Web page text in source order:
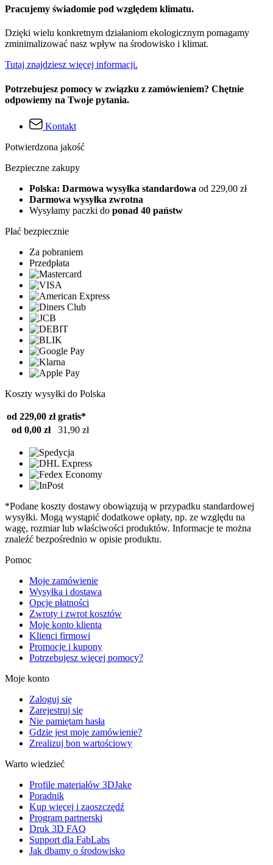
Pracujemy świadomie pod względem klimatu.
Dzięki wielu konkretnym działaniom ekologicznym pomagamy
zminimalizować nasz wpływ na środowisko i klimat.
Tutaj znajdziesz więcej informacji.
Potrzebujesz pomocy w związku z zamówieniem? Chętnie
odpowiemy na Twoje pytania.
Kontakt
Potwierdzona jakość
Bezpieczne zakupy
Polska: Darmowa wysyłka standardowa od 229,00 zł
Darmowa wysyłka zwrotna
Wysyłamy paczki do ponad 40 państw
Płać bezpiecznie
Za pobraniem
Przedpłata
Koszty wysyłki do Polska
od 229,00 zł gratis*
od 0,00 zł
31,90 zł
*Podane koszty dostawy obowiązują w przypadku standardowej
wysyłki. Mogą wystąpić dodatkowe opłaty, np. ze względu na
wagę, rozmiar lub właściwości produktów. Informacje te można
znaleźć bezpośrednio w opisie produktu.
Pomoc
Moje zamówienie
Wysyłka i dostawa
Opcje płatności
Zwroty i zwrot kosztów
Moje konto klienta
Klienci firmowi
Promocje i kupony
Potrzebujesz więcej pomocy?
Moje konto
Zaloguj się
Zarejestruj się
Nie pamiętam hasła
Gdzie jest moje zamówienie?
Zrealizuj bon wartościowy
Warto wiedzieć
Profile materiałów 3DJake
Poradnik
Kup więcej i zaoszczędź
Program partnerski
Druk 3D FAQ
Support dla FabLabs
Jak dbamy o środowisko